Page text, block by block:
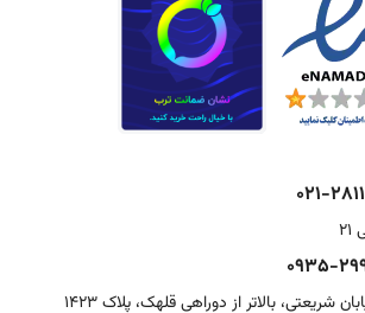
021-
0935-
شریعتی، بالاتر از دوراهی قلهک، پلاک 1423